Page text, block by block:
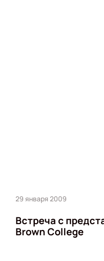
29 января 2009
Встреча с
Brown College